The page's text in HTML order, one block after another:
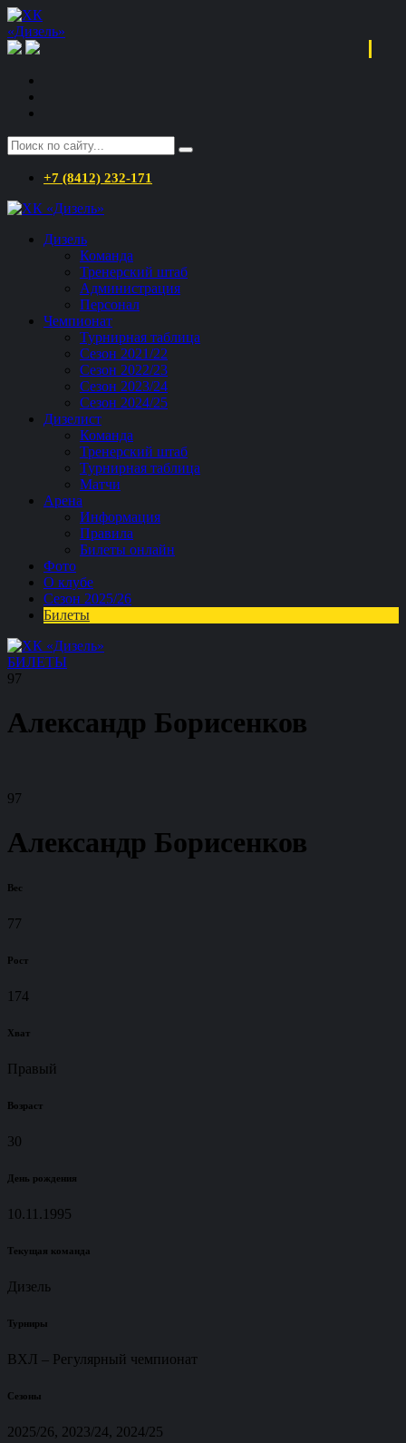
+7 (8412) 232-171
Дизель
Команда
Тренерский штаб
Администрация
Персонал
Чемпионат
Турнирная таблица
Сезон 2021/22
Сезон 2022/23
Сезон 2023/24
Сезон 2024/25
Дизелист
Команда
Тренерский штаб
Турнирная таблица
Матчи
Арена
Информация
Правила
Билеты онлайн
Фото
О клубе
Сезон 2025/26
Билеты
БИЛЕТЫ
97
Александр Борисенков
97
Александр Борисенков
Вес
77
Рост
174
Хват
Правый
Возраст
30
День рождения
10.11.1995
Текущая команда
Дизель
Турниры
ВХЛ – Регулярный чемпионат
Сезоны
2025/26, 2023/24, 2024/25